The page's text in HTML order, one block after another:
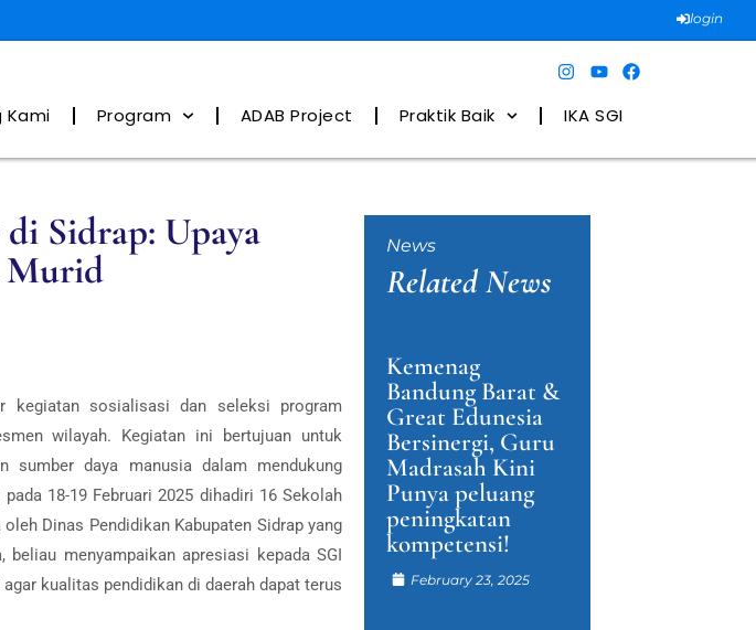
login
Kami Program ADAB Project Praktik Baik IKA SGI
Sidrap: Upaya
Murid
kegiatan sosialisasi dan seleksi program
wilayah. Kegiatan ini bertujuan untuk
sumber daya manusia dalam mendukung
18-19 Februari 2025 dihadiri 16 Sekolah
Dinas Pendidikan Kabupaten Sidrap yang
menyampaikan apresiasi kepada SGI
kualitas pendidikan di daerah dapat terus
News
Related News
Kemenag
Bandung Barat &
Great Edunesia
Bersinergi, Guru
Madrasah Kini
Punya peluang
peningkatan
kompetensi!
February 23, 2025